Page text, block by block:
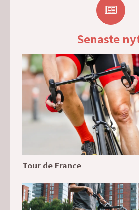
Senaste
Tour de France